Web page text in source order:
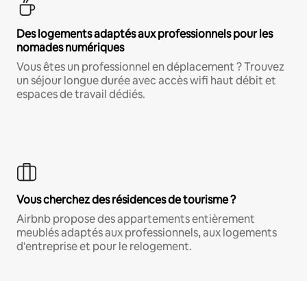
Des logements adaptés aux professionnels pour les
nomades numériques
Vous êtes un professionnel en déplacement ? Trouvez
un séjour longue durée avec accès wifi haut débit et
espaces de travail dédiés.
Vous cherchez des résidences de tourisme ?
Airbnb propose des appartements entièrement
meublés adaptés aux professionnels, aux logements
d'entreprise et pour le relogement.